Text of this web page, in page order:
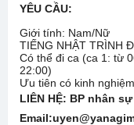
YÊU CẦU:
Giới tính: Nam/Nữ
TIẾNG NHẬT TRÌNH
Có thể đi ca (ca 1: từ
22:00)
Ưu tiên có kinh
LIÊN HỆ: BP nhân